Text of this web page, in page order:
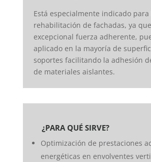
Está especialmente indicado para
rehabilitación de fachadas, ya
excepcional fuerza adherente,
aplicado en la mayoría de
soportes facilitando la adhesión
de materiales aislantes.
¿PARA QUÉ SIRVE?
Optimización de prestaciones
energéticas en envolventes